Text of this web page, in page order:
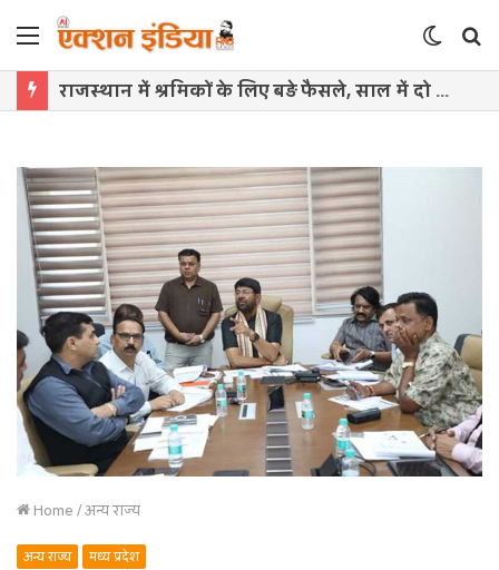
Menu
Switch
skin
राजस्थान में श्रमिकों के लिए बड़े फैसले, साल में दो बार बढ़ेगा महंगाई भत्ता
Home/अन्य राज्य
अन्य राज्य मध्य प्रदेश